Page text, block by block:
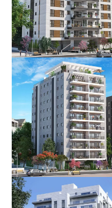
אוכלס
קטה בכפר גנים |
בית טופז
אוכלס